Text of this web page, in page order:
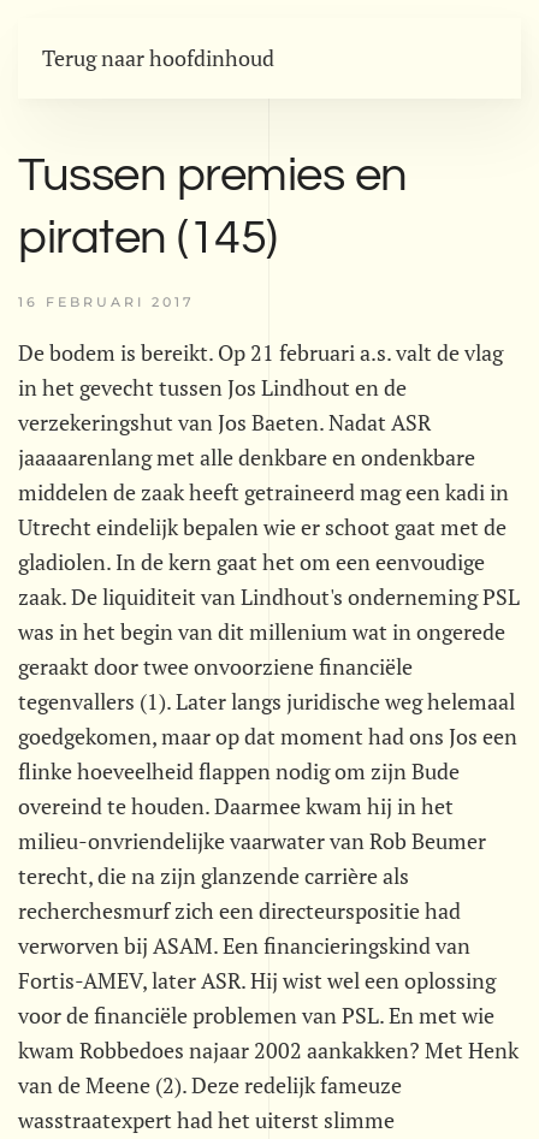
Terug naar hoofdinhoud
Tussen premies en
piraten (145)
16 FEBRUARI 2017
De bodem is bereikt. Op 21 februari a.s. valt de vlag
in het gevecht tussen Jos Lindhout en de
verzekeringshut van Jos Baeten. Nadat ASR
jaaaaarenlang met alle denkbare en ondenkbare
middelen de zaak heeft getraineerd mag een kadi in
Utrecht eindelijk bepalen wie er schoot gaat met de
gladiolen. In de kern gaat het om een eenvoudige
zaak. De liquiditeit van Lindhout's onderneming PSL
was in het begin van dit millenium wat in ongerede
geraakt door twee onvoorziene financiële
tegenvallers (1). Later langs juridische weg helemaal
goedgekomen, maar op dat moment had ons Jos een
flinke hoeveelheid flappen nodig om zijn Bude
overeind te houden. Daarmee kwam hij in het
milieu-onvriendelijke vaarwater van Rob Beumer
terecht, die na zijn glanzende carrière als
recherchesmurf zich een directeurspositie had
verworven bij ASAM. Een financieringskind van
Fortis-AMEV, later ASR. Hij wist wel een oplossing
voor de financiële problemen van PSL. En met wie
kwam Robbedoes najaar 2002 aankakken? Met Henk
van de Meene (2). Deze redelijk fameuze
wasstraatexpert had het uiterst slimme